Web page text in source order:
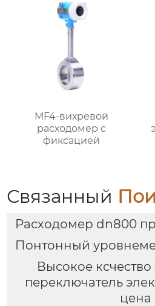
MF4-вихревой
расходомер с
фиксацией
Связанный
Расходомер dn800
Понтонный
Высокое
переключатель
цена